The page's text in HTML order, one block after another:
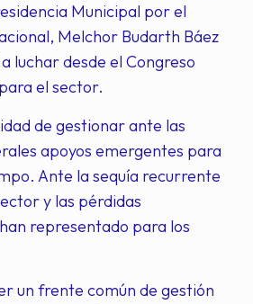
Municipal por el
Melchor Budarth Báez
luchar desde el Congreso
el sector.
de gestionar ante las
apoyos emergentes para
Ante la sequía recurrente
y las pérdidas
representado para los
un frente común de gestión